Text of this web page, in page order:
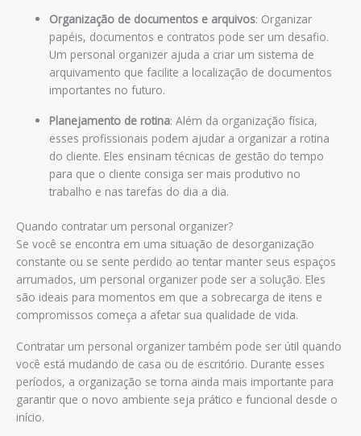
Organização de documentos e arquivos: Organizar
papéis, documentos e contratos pode ser um desafio.
Um personal organizer ajuda a criar um sistema de
arquivamento que facilite a localização de documentos
importantes no futuro.
Planejamento de rotina: Além da organização física,
esses profissionais podem ajudar a organizar a rotina
do cliente. Eles ensinam técnicas de gestão do tempo
para que o cliente consiga ser mais produtivo no
trabalho e nas tarefas do dia a dia.
Quando contratar um personal organizer?
Se você se encontra em uma situação de desorganização
constante ou se sente perdido ao tentar manter seus espaços
arrumados, um personal organizer pode ser a solução. Eles
são ideais para momentos em que a sobrecarga de itens e
compromissos começa a afetar sua qualidade de vida.
Contratar um personal organizer também pode ser útil quando
você está mudando de casa ou de escritório. Durante esses
períodos, a organização se torna ainda mais importante para
garantir que o novo ambiente seja prático e funcional desde o
início.